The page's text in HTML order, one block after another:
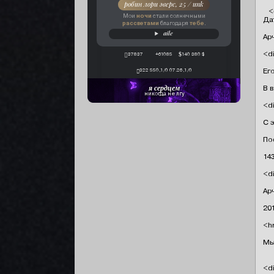
робин лори эверс, 25 / unk
Мои ночи стали солнечными
рассветами благодаря тебе .
aile
37837 +61085 140 380 $
322 550,1/0 07.26,1/0
я сердцем
никогда не лгу
В
С
Мы